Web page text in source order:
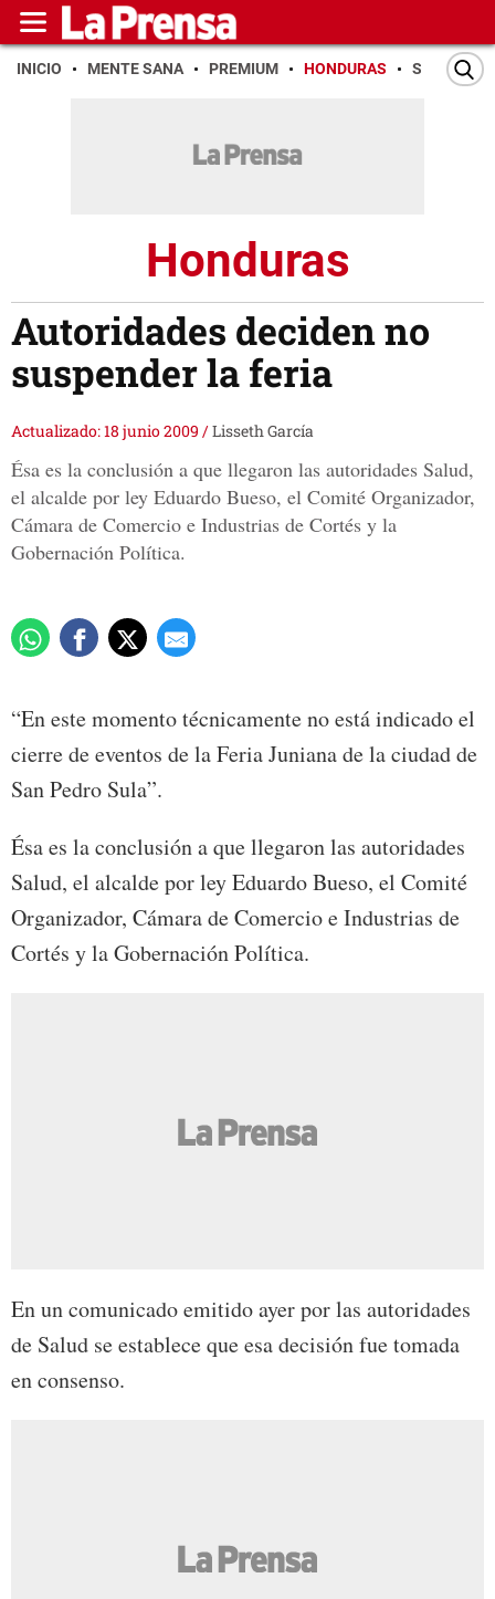
INICIO MENTE SANA PREMIUM HONDURAS SAN PEDRO
Honduras
Autoridades deciden no
suspender la feria
Actualizado: 18 junio 2009 /Lisseth García
Ésa es la conclusión a que llegaron las autoridades Salud,
el alcalde por ley Eduardo Bueso, el Comité Organizador,
Cámara de Comercio e Industrias de Cortés y la
Gobernación Política.
“En este momento técnicamente no está indicado el
cierre de eventos de la Feria Juniana de la ciudad de
San Pedro Sula”.
Ésa es la conclusión a que llegaron las autoridades
Salud, el alcalde por ley Eduardo Bueso, el Comité
Organizador, Cámara de Comercio e Industrias de
Cortés y la Gobernación Política.
En un comunicado emitido ayer por las autoridades
de Salud se establece que esa decisión fue tomada
en consenso.